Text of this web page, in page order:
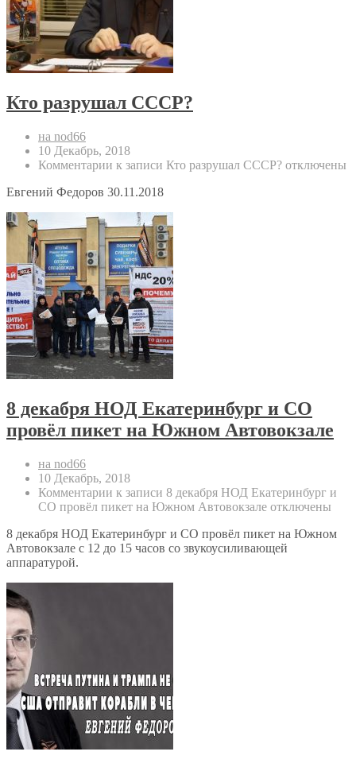
Кто разрушал СССР?
на nod66
10 Декабрь, 2018
Комментарии к записи Кто разрушал СССР? отключены
Евгений Федоров 30.11.2018
8 декабря НОД Екатеринбург и СО
провёл пикет на Южном Автовокзале
на nod66
10 Декабрь, 2018
Комментарии к записи 8 декабря НОД Екатеринбург и
СО провёл пикет на Южном Автовокзале отключены
8 декабря НОД Екатеринбург и СО провёл пикет на Южном
Автовокзале с 12 до 15 часов со звукоусиливающей
аппаратурой.